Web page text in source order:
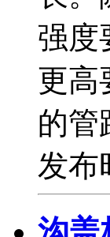
强度
更高
的管
发布